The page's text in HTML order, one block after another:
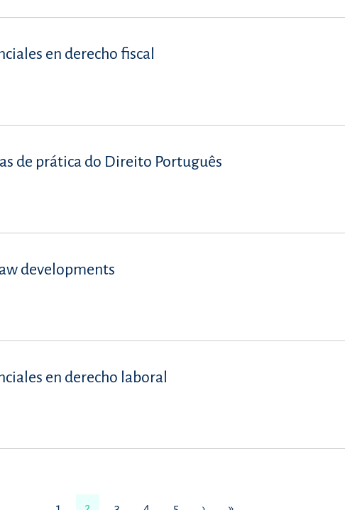
en derecho fiscal
de prática do Direito Português
developments
en derecho laboral